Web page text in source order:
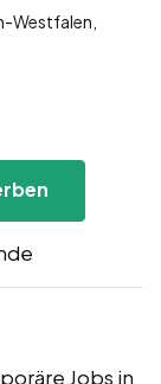
Westfalen,
Jobs in